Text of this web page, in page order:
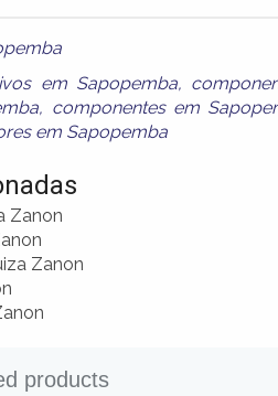
em Sapopemba,
, componentes em
em Sapopemba
Zanon
Zanon